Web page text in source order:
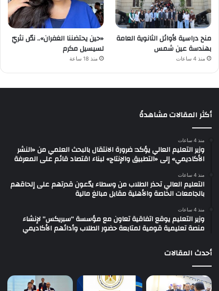
منح دراسية لأوائل الثانوية العامة
بهندسة عين شمس
منذ 4 ساعات
«حين يحتضننا الغفران».. نصّ نثريّ
لسيسيل مكرم
منذ 18 ساعة
أكثر المقالات مشاهدةً
منذ 4 ساعات
وزير التعليم العالي يؤكد: ضرورة الانتقال بالبحث العلمي من «النشر
الأكاديمي» إلى «التطبيق والإنتاج» لبناء اقتصاد قائم على المعرفة
منذ 4 ساعات
التعليم العالي تحذر الطلاب من وسطاء يدّعون قدرتهم على إلحاقهم
بالجامعات الخاصة والأهلية مقابل مبالغ مالية
منذ 4 ساعات
وزير التعليم يوقع اتفاقية تعاون مع مؤسسة “سبريكس” لإنشاء
منصة تعليمية قومية لمتابعة حضور الطلاب وأدائهم الأكاديمي
أحدث المقالات